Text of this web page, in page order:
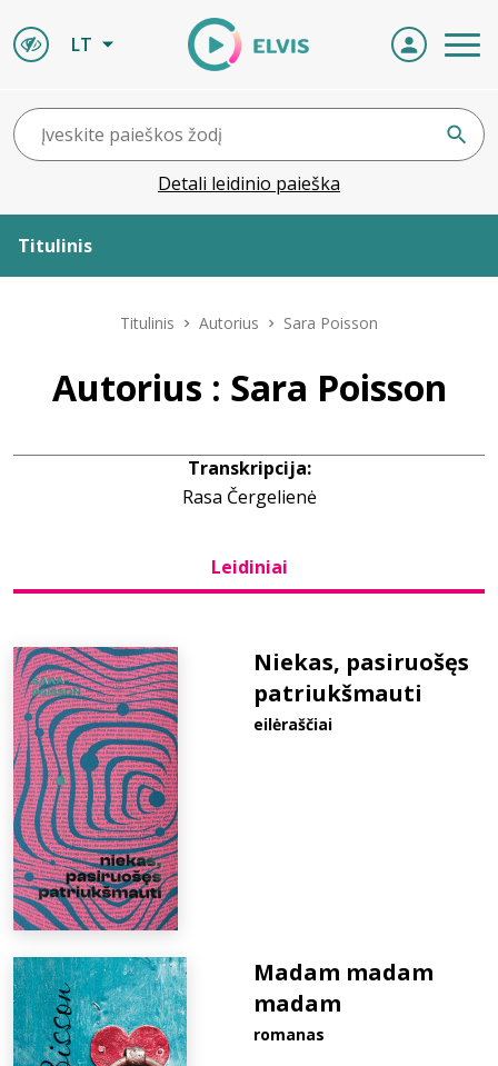
LT
Detali leidinio paieška
Titulinis
Leidiniai
+370 667 80 541
Titulinis Autorius Sara Poisson
Autorius : Sara Poisson
Transkripcija:
Rasa Čergelienė
Leidiniai
Niekas, pasiruošęs
patriukšmauti
eilėraščiai
Madam madam
madam
romanas